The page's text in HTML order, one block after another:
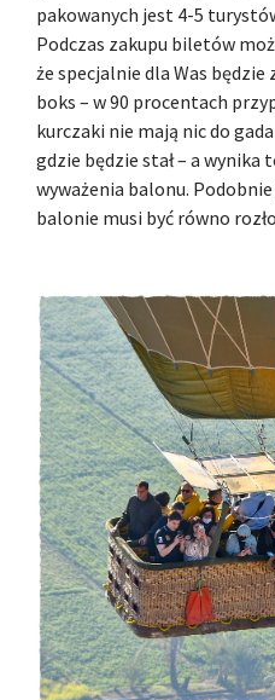
pakowanych jest 4-5
Podczas zakupu biletów
że specjalnie dla Was
boks – w 90 procentach
kurczaki nie mają nic do
gdzie będzie stał – a wynika
wyważenia balonu.
balonie musi być równo